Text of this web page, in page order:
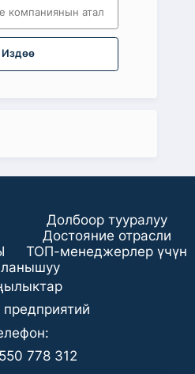
Издөө
Долбоор тууралуу
Достояние отрасли
ТОП-менеджерлер үчүн
предприятий
778 312